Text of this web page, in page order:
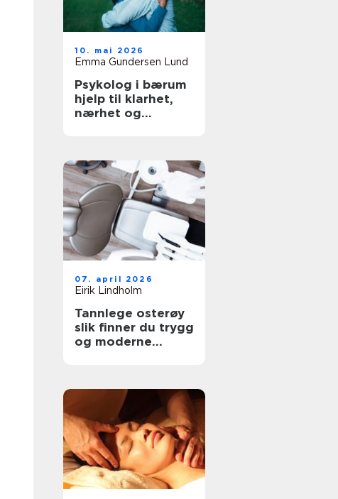
10. mai 2026
Emma Gundersen Lund
Psykolog i bærum
hjelp til klarhet,
nærhet og
07. april 2026
Eirik Lindholm
Tannlege osterøy
slik finner du trygg
og moderne